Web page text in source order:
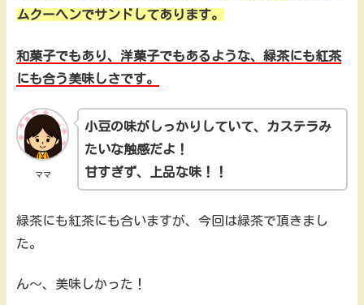
ムクーヘンでサンドしてあります。
和菓子でもあり、洋菓子でもあるような、緑茶にも紅茶
にも合う美味しさです。
ママ
小豆の味がしっかりしていて、カステラみ
たいな触感だよ！
甘すぎず、上品な味！！
緑茶にも紅茶にも合いますが、今回は緑茶で頂きまし
た。
ん～、美味しかった！